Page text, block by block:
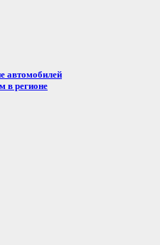
автомобилей
в регионе